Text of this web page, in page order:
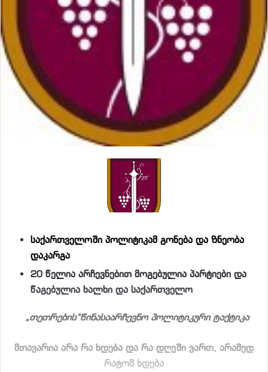
საქართველოში პოლიტიკამ გონება და ზნეობა
დაკარგა
20 წელია არჩევნებით მოგებულია პარტიები და
წაგებულია ხალხი და საქართველო
„თეთრების“წინასაარჩევნო პოლიტიკური ტაქტიკა
მთავარია არა რა ხდება და რა დღეში ვართ, არამედ
რატომ ხდება